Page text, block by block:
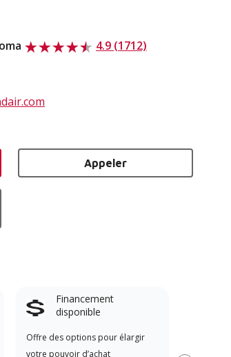
4.9 (1712)
Appeler
Financement
disponible
Offre des options pour élargir
votre pouvoir d’achat